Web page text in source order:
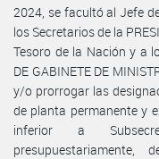
2024, se facultó al Jefe
los Secretarios de la
Tesoro de la Nación y a
DE GABINETE DE
y/o prorrogar las
de planta permanente y
inferior a